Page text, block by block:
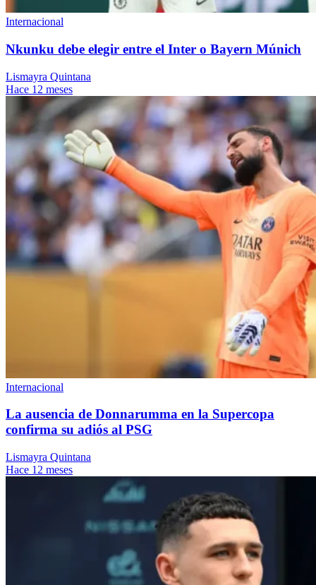
Internacional
Nkunku debe elegir entre el Inter o Bayern Múnich
Lismayra Quintana
Hace 12 meses
Internacional
La ausencia de Donnarumma en la Supercopa
confirma su adiós al PSG
Lismayra Quintana
Hace 12 meses